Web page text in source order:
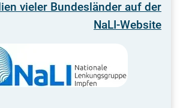
vieler Bundesländer auf der
NaLI-Website